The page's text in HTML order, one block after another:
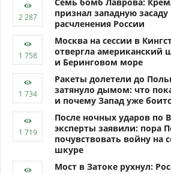
признал западную засаду
расчленения России
Москва на сессии в
отвергла американский
и Беринговом море
Ракеты долетели до
затянуло дымом: что
и почему Запад уже
После ночных ударов по
эксперты заявили: пора
почувствовать войну на
шкуре
Мост в Затоке рухнул: